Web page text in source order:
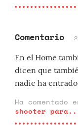
Comentario
En el Home
dicen que
nadie ha
Ha comentado
shooter para...